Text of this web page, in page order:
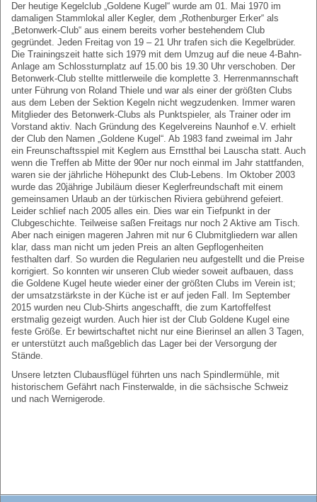
Der heutige Kegelclub „Goldene Kugel“ wurde am 01. Mai 1970 im
damaligen Stammlokal aller Kegler, dem „Rothenburger Erker“ als
„Betonwerk-Club“ aus einem bereits vorher bestehendem Club
gegründet. Jeden Freitag von 19 – 21 Uhr trafen sich die Kegelbrüder.
Die Trainingszeit hatte sich 1979 mit dem Umzug auf die neue 4-Bahn-
Anlage am Schlossturnplatz auf 15.00 bis 19.30 Uhr verschoben. Der
Betonwerk-Club stellte mittlerweile die komplette 3. Herrenmannschaft
unter Führung von Roland Thiele und war als einer der größten Clubs
aus dem Leben der Sektion Kegeln nicht wegzudenken. Immer waren
Mitglieder des Betonwerk-Clubs als Punktspieler, als Trainer oder im
Vorstand aktiv. Nach Gründung des Kegelvereins Naunhof e.V. erhielt
der Club den Namen „Goldene Kugel“. Ab 1983 fand zweimal im Jahr
ein Freunschaftsspiel mit Keglern aus Ernstthal bei Lauscha statt. Auch
wenn die Treffen ab Mitte der 90er nur noch einmal im Jahr stattfanden,
waren sie der jährliche Höhepunkt des Club-Lebens. Im Oktober 2003
wurde das 20jährige Jubiläum dieser Keglerfreundschaft mit einem
gemeinsamen Urlaub an der türkischen Riviera gebührend gefeiert.
Leider schlief nach 2005 alles ein. Dies war ein Tiefpunkt in der
Clubgeschichte. Teilweise saßen Freitags nur noch 2 Aktive am Tisch.
Aber nach einigen mageren Jahren mit nur 6 Clubmitgliedern war allen
klar, dass man nicht um jeden Preis an alten Gepflogenheiten
festhalten darf. So wurden die Regularien neu aufgestellt und die Preise
korrigiert. So konnten wir unseren Club wieder soweit aufbauen, dass
die Goldene Kugel heute wieder einer der größten Clubs im Verein ist;
der umsatzstärkste in der Küche ist er auf jeden Fall. Im September
2015 wurden neu Club-Shirts angeschafft, die zum Kartoffelfest
erstmalig gezeigt wurden. Auch hier ist der Club Goldene Kugel eine
feste Größe. Er bewirtschaftet nicht nur eine Bierinsel an allen 3 Tagen,
er unterstützt auch maßgeblich das Lager bei der Versorgung der
Stände.
Unsere letzten Clubausflügel führten uns nach Spindlermühle, mit
historischem Gefährt nach Finsterwalde, in die sächsische Schweiz
und nach Wernigerode.